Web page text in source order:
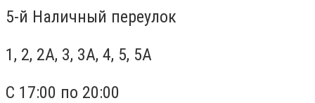
5-й Наличный переулок
1, 2, 2А, 3, 3А, 4, 5, 5А
С 17:00 по 20:00